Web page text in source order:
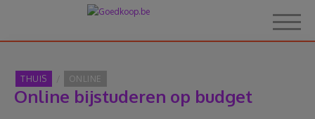
THUIS ONLINE
Online bijstuderen op budget